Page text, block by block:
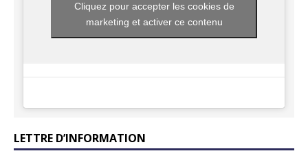
Cliquez pour accepter les cookies de
marketing et activer ce contenu
LETTRE D’INFORMATION